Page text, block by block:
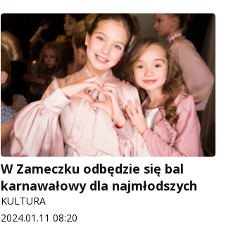
W Zameczku odbędzie się bal
karnawałowy dla najmłodszych
KULTURA
2024.01.11 08:20